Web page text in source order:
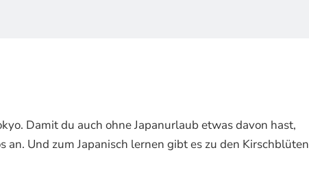
Damit du auch ohne Japanurlaub etwas davon hast,
Und zum Japanisch lernen gibt es zu den Kirschblüten